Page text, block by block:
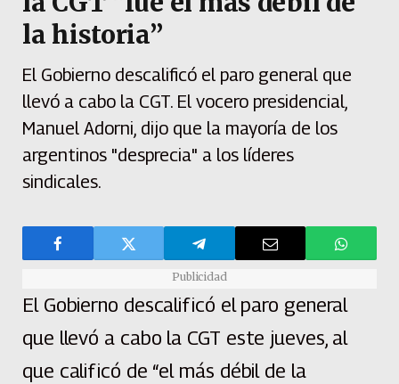
la historia”
El Gobierno descalificó el paro general que
llevó a cabo la CGT. El vocero presidencial,
Manuel Adorni, dijo que la mayoría de los
argentinos "desprecia" a los líderes
sindicales.
Publicidad
El Gobierno descalificó el paro general
que llevó a cabo la CGT este jueves, al
que calificó de “el más débil de la